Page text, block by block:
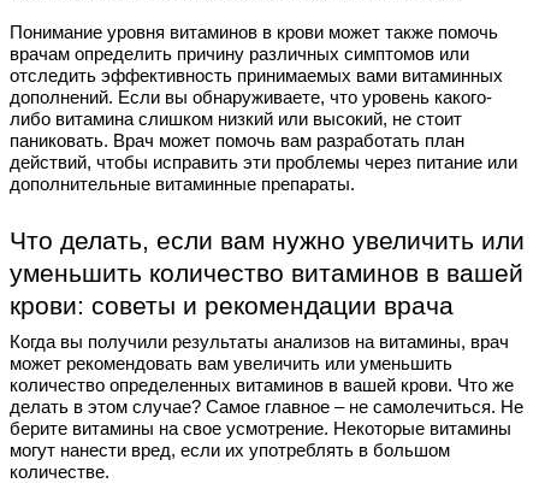
Понимание уровня витаминов в крови может также помочь
врачам определить причину различных симптомов или
отследить эффективность принимаемых вами витаминных
дополнений. Если вы обнаруживаете, что уровень какого-
либо витамина слишком низкий или высокий, не стоит
паниковать. Врач может помочь вам разработать план
действий, чтобы исправить эти проблемы через питание или
дополнительные витаминные препараты.
Что делать, если вам нужно увеличить или
уменьшить количество витаминов в вашей
крови: советы и рекомендации врача
Когда вы получили результаты анализов на витамины, врач
может рекомендовать вам увеличить или уменьшить
количество определенных витаминов в вашей крови. Что же
делать в этом случае? Самое главное – не самолечиться. Не
берите витамины на свое усмотрение. Некоторые витамины
могут нанести вред, если их употреблять в большом
количестве.